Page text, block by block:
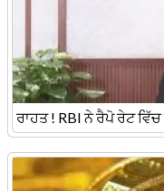
ਰਾਹਤ ! RBI ਨੇ ਰੈਪੋ ਰੇਟ